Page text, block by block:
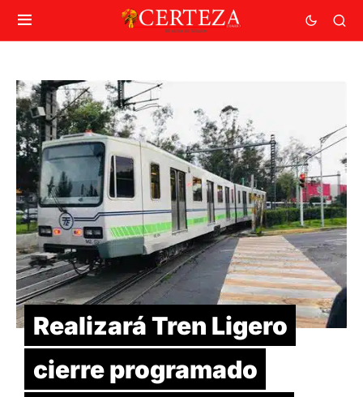
Realizará Tren Ligero
cierre programado